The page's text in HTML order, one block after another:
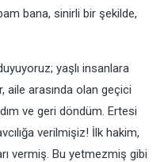
bana, sinirli bir şekilde,
yaşlı insanlara
aile arasında olan geçici
ve geri döndüm. Ertesi
verilmişiz! İlk hakim,
vermiş. Bu yetmezmiş gibi